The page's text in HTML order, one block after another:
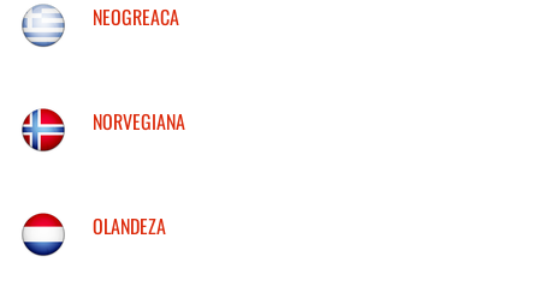
NEOGREACA
NORVEGIANA
OLANDEZA